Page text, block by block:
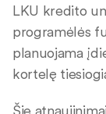
LKU kredito
programėlės
planuojama
kortelę
Šie